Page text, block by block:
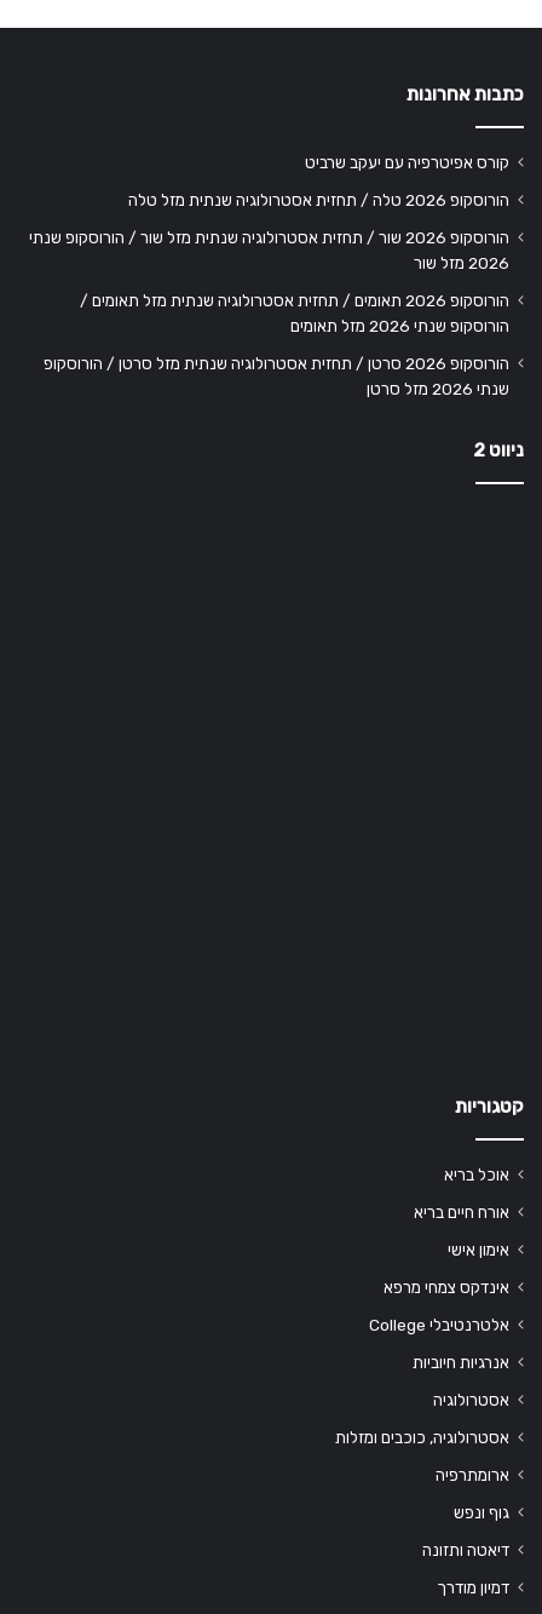
כתבות אחרונות
קורס אפיטרפיה עם יעקב שרביט
הורוסקופ 2026 טלה / תחזית אסטרולוגיה שנתית מזל טלה
הורוסקופ 2026 שור / תחזית אסטרולוגיה שנתית מזל שור / הורוסקופ שנתי
2026 מזל שור
הורוסקופ 2026 תאומים / תחזית אסטרולוגיה שנתית מזל תאומים /
הורוסקופ שנתי 2026 מזל תאומים
הורוסקופ 2026 סרטן / תחזית אסטרולוגיה שנתית מזל סרטן / הורוסקופ
שנתי 2026 מזל סרטן
ניווט 2
קטגוריות
אוכל בריא
אורח חיים בריא
אימון אישי
אינדקס צמחי מרפא
אלטרנטיבלי College
אנרגיות חיוביות
אסטרולוגיה
אסטרולוגיה, כוכבים ומזלות
ארומתרפיה
גוף ונפש
דיאטה ותזונה
דמיון מודרך